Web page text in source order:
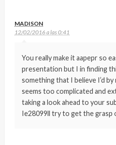
MADISON
12/02/2016 a las 0:41
You really make it aapepr so
presentation but I in finding
something that I believe I’d
seems too complicated and
taking a look ahead to your
Ie28099ll try to get the grasp